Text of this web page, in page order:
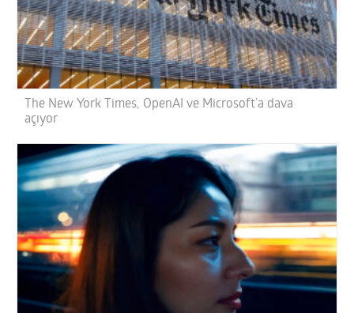
The New York Times, OpenAI ve Microsoft’a dava
açıyor